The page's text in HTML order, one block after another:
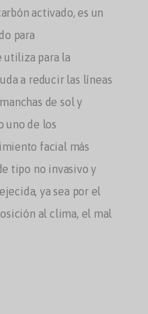
activado, es un
para
utiliza para la
a reducir las líneas
de sol y
uno de los
facial más
tipo no invasivo y
ya sea por el
al clima, el mal